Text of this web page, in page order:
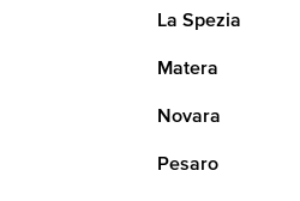
La Spezia
Matera
Novara
Pesaro